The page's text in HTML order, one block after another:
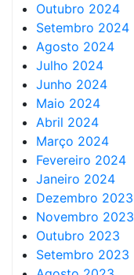
Outubro 2024
Setembro 2024
Agosto 2024
Julho 2024
Junho 2024
Maio 2024
Abril 2024
Março 2024
Fevereiro 2024
Janeiro 2024
Dezembro 2023
Novembro 2023
Outubro 2023
Setembro 2023